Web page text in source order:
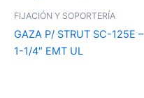
FIJACIÓN Y SOPORTERÍA
GAZA P/ STRUT SC-125E –
1-1/4″ EMT UL